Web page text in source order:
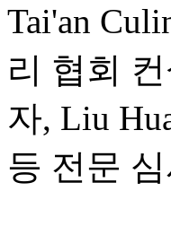
Tai'an
리 협회
자, Liu
등 전문